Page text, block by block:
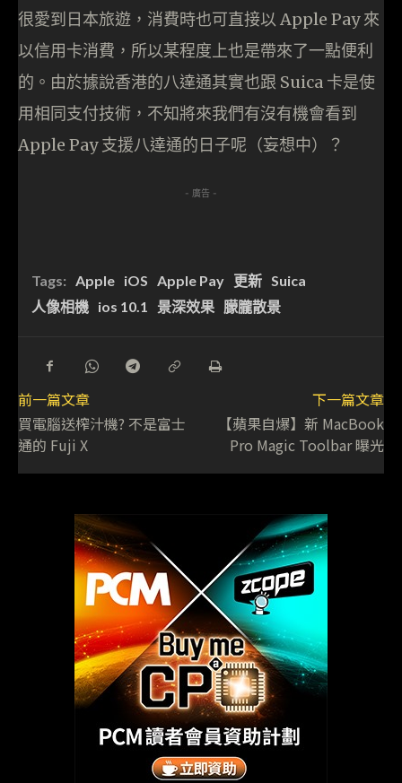
很愛到日本旅遊，消費時也可直接以 Apple Pay 來
以信用卡消費，所以某程度上也是帶來了一點便利
的。由於據說香港的八達通其實也跟 Suica 卡是使
用相同支付技術，不知將來我們有沒有機會看到
Apple Pay 支援八達通的日子呢（妄想中）？
- 廣告 -
Tags: Apple iOS Apple Pay 更新 Suica
人像相機 ios 10.1 景深效果 朦朧散景
前一篇文章
買電腦送榨汁機? 不是富士
通的 Fuji X
下一篇文章
【蘋果自爆】新 MacBook
Pro Magic Toolbar 曝光